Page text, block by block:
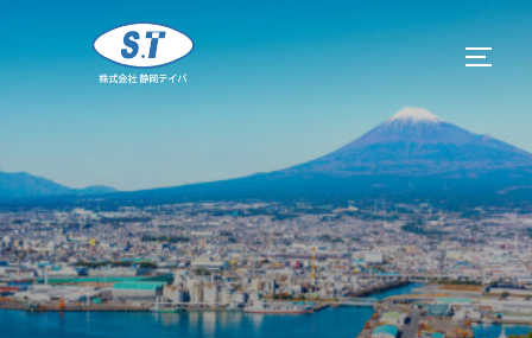
へ
ス
キ
ッ
プ